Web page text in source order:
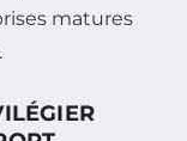
matures